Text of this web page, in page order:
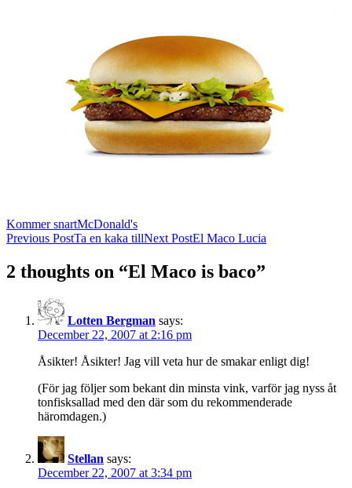
Kommer snartMcDonald's
Post
navigation
Previous PostTa en kaka tillNext PostEl Maco Lucia
2 thoughts on “El Maco is baco”
Lotten Bergman says:
December 22, 2007 at 2:16 pm
Åsikter! Åsikter! Jag vill veta hur de smakar enligt dig!
(För jag följer som bekant din minsta vink, varför jag nyss åt
tonfisksallad med den där som du rekommenderade
häromdagen.)
Stellan says:
December 22, 2007 at 3:34 pm